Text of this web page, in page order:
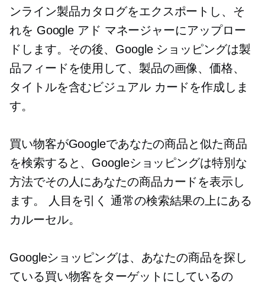
ンライン製品カタログをエクスポートし、そ
れを Google アド マネージャーにアップロー
ドします。その後、Google ショッピングは製
品フィードを使用して、製品の画像、価格、
タイトルを含むビジュアル カードを作成しま
す。
買い物客がGoogleであなたの商品と似た商品
を検索すると、Googleショッピングは特別な
方法でその人にあなたの商品カードを表示し
ます。
人目を引く 通常の検索結果の上にある
カルーセル。
Googleショッピングは、あなたの商品を探し
ている買い物客をターゲットにしているの